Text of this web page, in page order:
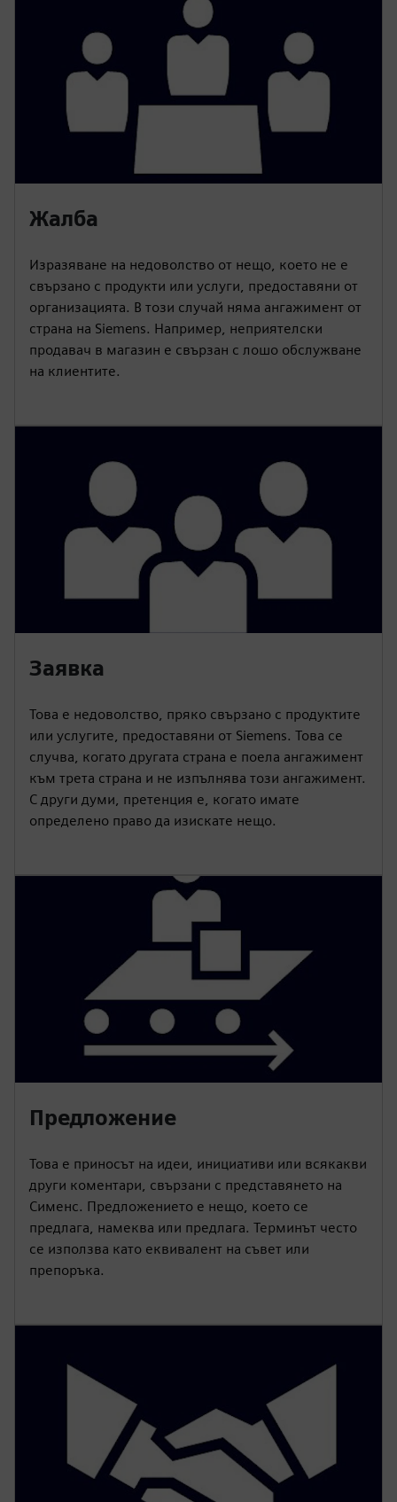
Жалба
Изразяване на недоволство от нещо, което не е
свързано с продукти или услуги, предоставяни от
организацията. В този случай няма ангажимент от
страна на Siemens. Например, неприятелски
продавач в магазин е свързан с лошо обслужване
на клиентите.
Заявка
Това е недоволство, пряко свързано с продуктите
или услугите, предоставяни от Siemens. Това се
случва, когато другата страна е поела ангажимент
към трета страна и не изпълнява този ангажимент.
С други думи, претенция е, когато имате
определено право да изискате нещо.
Предложение
Това е приносът на идеи, инициативи или всякакви
други коментари, свързани с представянето на
Сименс. Предложението е нещо, което се
предлага, намеква или предлага. Терминът често
се използва като еквивалент на съвет или
препоръка.